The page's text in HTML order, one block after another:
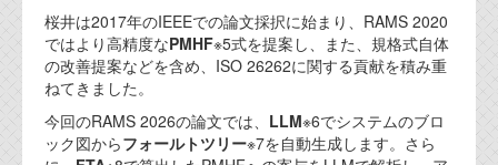
技術文書
ご希望の方は、お問い合わせページから
資料閲覧パスワードをお問い合わせ頂き
名は"opendocument"です。
桜井は2017年のIEEEでの論文採択に始まり、RAMS 2020
ではより高精度なPMHF※5式を提案し、また、規格式自体
の改善提案などを含め、ISO 26262に関する貢献を積み重
ねてきました。
今回のRAMS 2026の論文では、 LLM※6でシステムのブロ
ック図からフォールトツリー※7を自動生成します。さら